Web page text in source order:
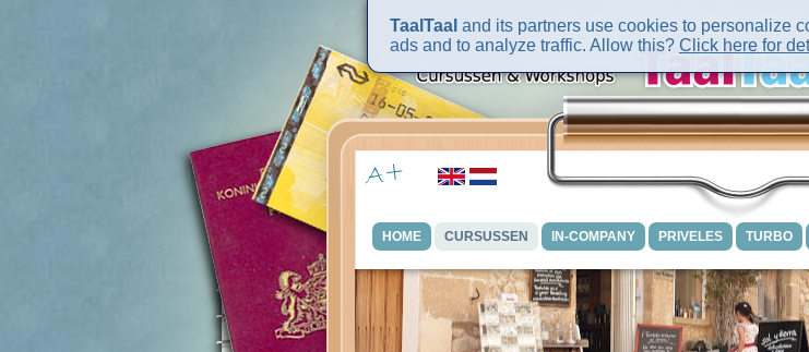
HOME CURSUSSEN IN-COMPANY PRIVELES TURBO
TaalTaal and its partners use cookies to personalize
ads and to analyze traffic. Allow this? Click here for